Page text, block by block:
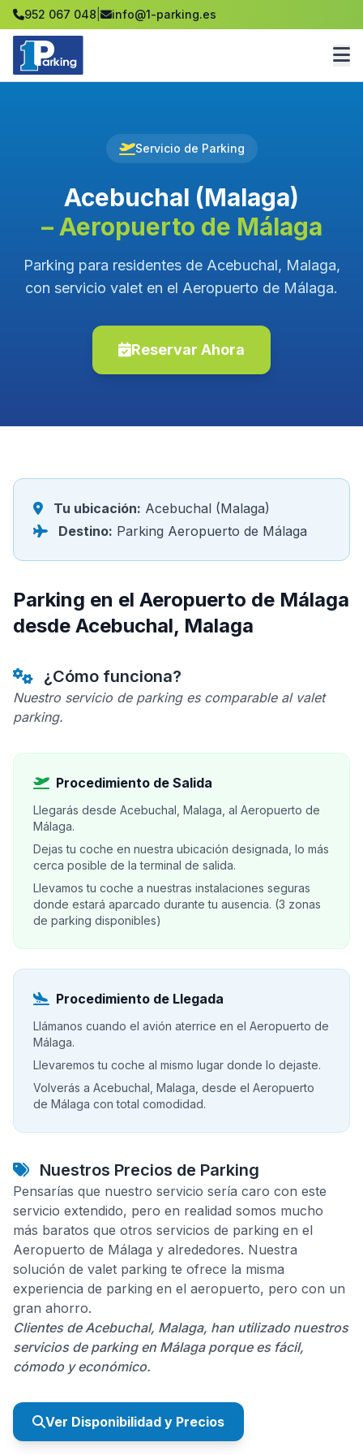
952 067 048 info@1-parking.es
Servicio de Parking
Acebuchal (Malaga)
– Aeropuerto de Málaga
Parking para residentes de Acebuchal, Malaga,
con servicio valet en el Aeropuerto de Málaga.
Reservar Ahora
Tu ubicación: Acebuchal (Malaga)
Destino: Parking Aeropuerto de Málaga
Parking en el Aeropuerto de Málaga
desde Acebuchal, Malaga
¿Cómo funciona?
Nuestro servicio de parking es comparable al valet
parking.
Procedimiento de Salida
Llegarás desde Acebuchal, Malaga, al Aeropuerto de
Málaga.
Dejas tu coche en nuestra ubicación designada, lo más
cerca posible de la terminal de salida.
Llevamos tu coche a nuestras instalaciones seguras
donde estará aparcado durante tu ausencia. (3 zonas
de parking disponibles)
Procedimiento de Llegada
Llámanos cuando el avión aterrice en el Aeropuerto de
Málaga.
Llevaremos tu coche al mismo lugar donde lo dejaste.
Volverás a Acebuchal, Malaga, desde el Aeropuerto
de Málaga con total comodidad.
Nuestros Precios de Parking
Pensarías que nuestro servicio sería caro con este
servicio extendido, pero en realidad somos mucho
más baratos que otros servicios de parking en el
Aeropuerto de Málaga y alrededores. Nuestra
solución de valet parking te ofrece la misma
experiencia de parking en el aeropuerto, pero con un
gran ahorro.
Clientes de Acebuchal, Malaga, han utilizado nuestros
servicios de parking en Málaga porque es fácil,
cómodo y económico.
Ver Disponibilidad y Precios